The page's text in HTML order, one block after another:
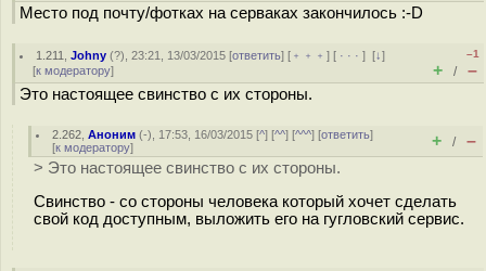
Место под почту/фотках на серваках закончилось :-D
1.211 ,Johny (?), 23:21, 13/03/2015 [ответить] [ ﹢﹢﹢] [ · · ·][↓]
[к модератору]
–1
+ / –
Это настоящее свинство с их стороны.
2.262 ,Аноним (-), 17:53, 16/03/2015 [^] [^^] [^^^] [ответить]
[к модератору] + / –
> Это настоящее свинство с их стороны.
Свинство - со стороны человека который хочет сделать
свой код доступным, выложить его на гугловский сервис.